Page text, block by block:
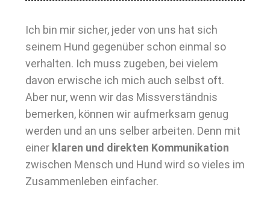
Ich bin mir sicher, jeder von uns hat sich
seinem Hund gegenüber schon einmal so
verhalten. Ich muss zugeben, bei vielem
davon erwische ich mich auch selbst oft.
Aber nur, wenn wir das Missverständnis
bemerken, können wir aufmerksam genug
werden und an uns selber arbeiten. Denn mit
einer klaren und direkten Kommunikation
zwischen Mensch und Hund wird so vieles im
Zusammenleben einfacher.